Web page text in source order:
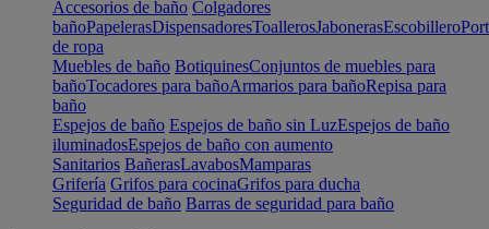
Accesorios de baño Colgadores
bañoPapelerasDispensadoresToallerosJabonerasEscobillero
de ropa
Muebles de baño BotiquinesConjuntos de muebles para
bañoTocadores para bañoArmarios para bañoRepisa para
baño
Espejos de baño Espejos de baño sin LuzEspejos de baño
iluminadosEspejos de baño con aumento
Sanitarios BañerasLavabosMamparas
Grifería Grifos para cocinaGrifos para ducha
Seguridad de baño Barras de seguridad para baño